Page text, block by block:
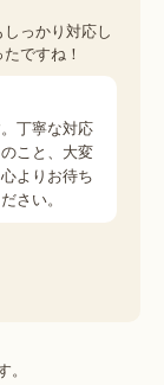
っかり対応し
ですね！
丁寧な対応
こと、大変
よりお待ち
さい。